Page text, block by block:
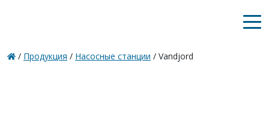
/ Продукция / Насосные станции / Vandjord